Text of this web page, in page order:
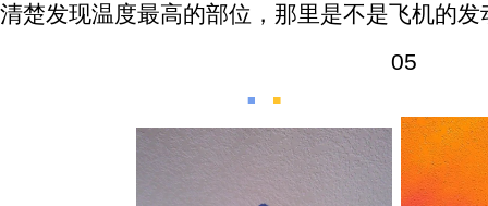
清楚发现温度最高的部位，那里是不是飞机的发
05